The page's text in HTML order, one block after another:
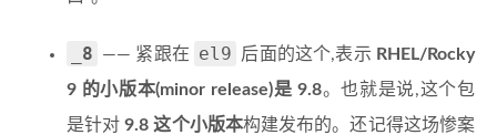
_8 —— 紧跟在 el9 后面的这个,表示 RHEL/Rocky
9 的小版本(minor release)是 9.8。也就是说,这个包
是针对9.8 这个小版本构建发布的。还记得这场惨案